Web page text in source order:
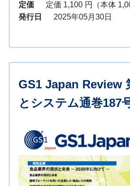
定価
定価 1,100 円（本体
発行日
2025年05月30日
GS1 Japan Review
とシステム通巻187号